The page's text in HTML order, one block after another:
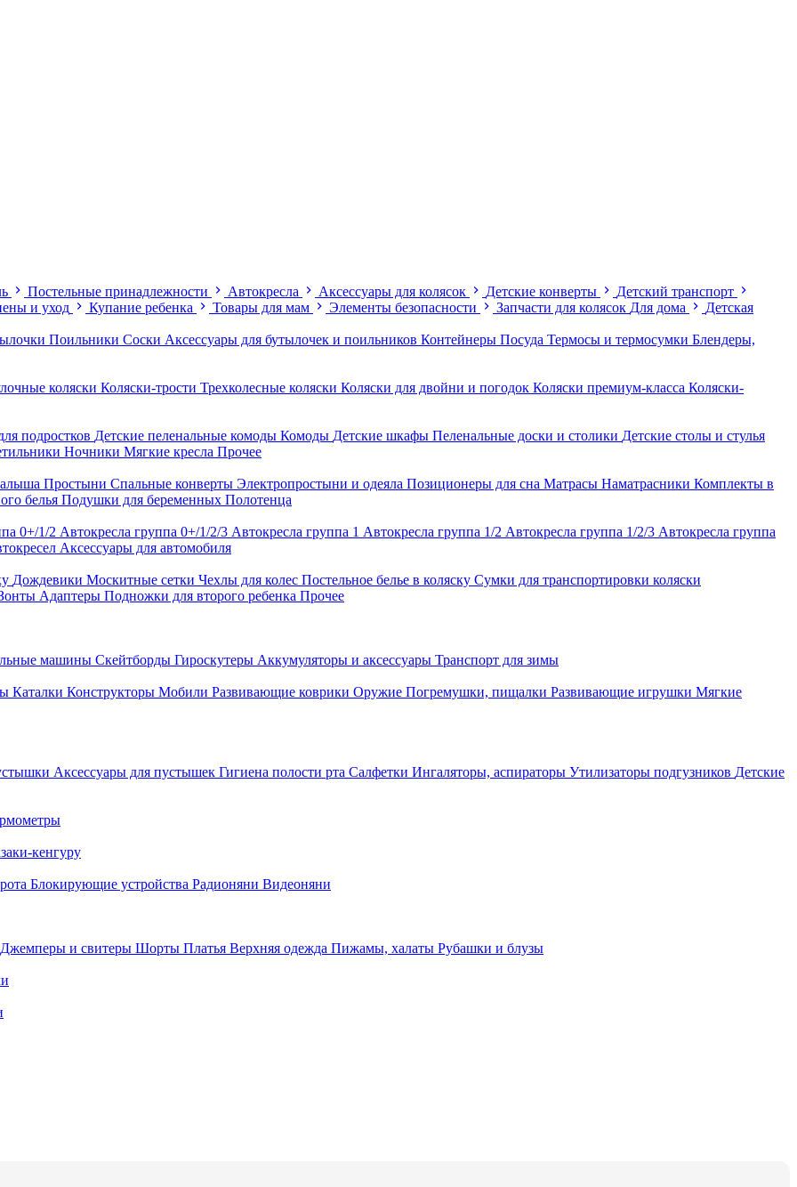
Постельные принадлежности Автокресла Аксессуары для колясок Детские конверты
Детский транспорт
и уход
Купание ребенка Товары для мам Элементы безопасности Запчасти для колясок Для дома Детская
Поильники Соски Аксессуары для бутылочек и поильников Контейнеры Посуда Термосы и термосумки Блендеры,
коляски Коляски-трости Трехколесные коляски Коляски для двойни и погодок Коляски премиум-класса Коляски-
подростков Детские пеленальные комоды Комоды Детские шкафы Пеленальные доски и столики Детские столы и стулья
Ночники Мягкие кресла Прочее
Простыни Спальные конверты Электропростыни и одеяла Позиционеры для сна Матрасы Наматрасники Комплекты в
белья Подушки для беременных Полотенца
0+/1/2 Автокресла группа 0+/1/2/3 Автокресла группа 1 Автокресла группа 1/2 Автокресла группа 1/2/3 Автокресла группа
Аксессуары для автомобиля
Дождевики Москитные сетки Чехлы для колес Постельное белье в коляску Сумки для транспортировки коляски
Адаптеры Подножки для второго ребенка Прочее
машины Скейтборды Гироскутеры Аккумуляторы и аксессуары Транспорт для зимы
Каталки Конструкторы Мобили Развивающие коврики Оружие Погремушки, пищалки Развивающие игрушки Мягкие
Аксессуары для пустышек Гигиена полости рта Салфетки Ингаляторы, аспираторы Утилизаторы подгузников Детские
кенгуру
Блокирующие устройства Радионяни Видеоняни
Джемперы и свитеры Шорты Платья Верхняя одежда Пижамы, халаты Рубашки и блузы